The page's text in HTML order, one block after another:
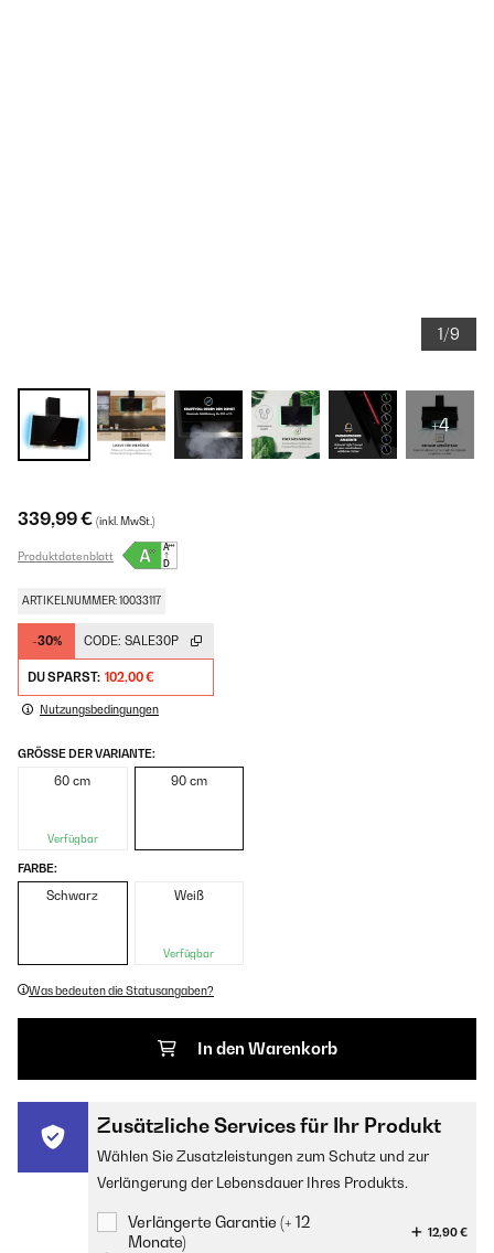
1/9
+4
339,99 € (inkl. MwSt.)
Produktdatenblatt
ARTIKELNUMMER: 10033117
-30% CODE: SALE30P
DU SPARST: 102,00 €
Nutzungsbedingungen
GRÖSSE DER VARIANTE:
60 cm
Verfügbar
90 cm
FARBE:
Schwarz Weiß
Verfügbar
Was bedeuten die Statusangaben?
In den Warenkorb
Zusätzliche Services für Ihr Produkt
Wählen Sie Zusatzleistungen zum Schutz und zur
Verlängerung der Lebensdauer Ihres Produkts.
Verlängerte Garantie (+ 12
Monate)
12,90 €